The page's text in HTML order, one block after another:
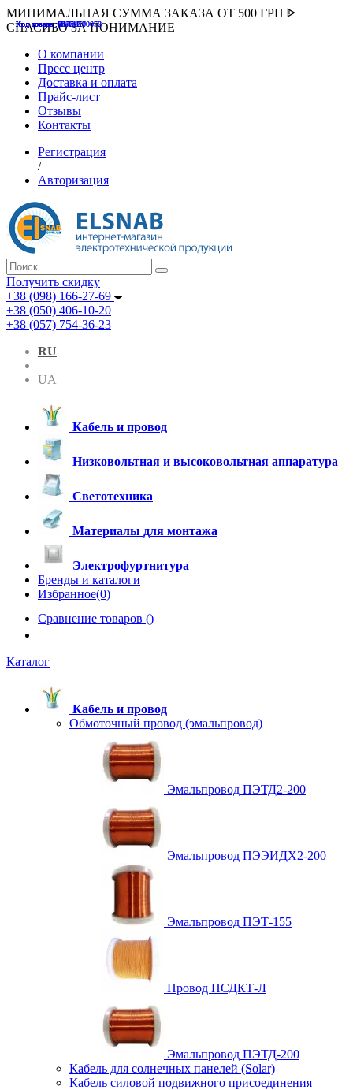
МИНИМАЛЬНАЯ СУММА ЗАКАЗА ОТ 500 ГРН ᐈ
СПАСИБО ЗА ПОНИМАНИЕ
О компании
Пресс центр
Доставка и оплата
Прайс-лист
Отзывы
Контакты
Регистрация
/
Авторизация
Получить скидку
+38 (098) 166-27-69
+38 (050) 406-10-20
+38 (057) 754-36-23
RU
|
UA
Кабель и провод
Низковольтная и высоковольтная аппаратура
Светотехника
Материалы для монтажа
Электрофуртнитура
Бренды и каталоги
Избранное(0)
Сравнение товаров ()
Каталог
Кабель и провод
Обмоточный провод (эмальпровод)
Эмальпровод ПЭТД2-200
Эмальпровод ПЭЭИДХ2-200
Эмальпровод ПЭТ-155
Провод ПСДКТ-Л
Эмальпровод ПЭТД-200
Кабель для солнечных панелей (Solar)
Кабель силовой подвижного присоединения
Код товара :507000
Код товара :HUK-K00058
Код товара :Т075177
Код товара :pnsv12
Код товара :HUK-K00072